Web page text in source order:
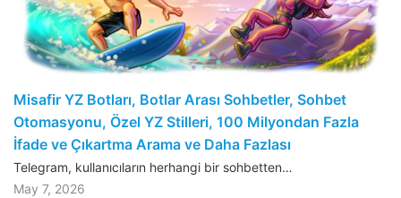
Misafir YZ Botları, Botlar Arası Sohbetler, Sohbet
Otomasyonu, Özel YZ Stilleri, 100 Milyondan Fazla
İfade ve Çıkartma Arama ve Daha Fazlası
Telegram, kullanıcıların herhangi bir sohbetten…
May 7, 2026